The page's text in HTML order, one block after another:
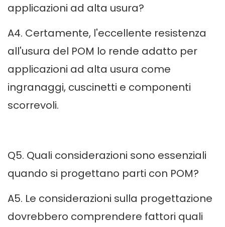
applicazioni ad alta usura?
A4. Certamente, l'eccellente resistenza
all'usura del POM lo rende adatto per
applicazioni ad alta usura come
ingranaggi, cuscinetti e componenti
scorrevoli.
Q5. Quali considerazioni sono essenziali
quando si progettano parti con POM?
A5. Le considerazioni sulla progettazione
dovrebbero comprendere fattori quali